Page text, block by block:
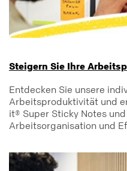
Steigern Sie Ihre
Entdecken Sie unsere
Arbeitsproduktivität und
it® Super Sticky Notes
Arbeitsorganisation und